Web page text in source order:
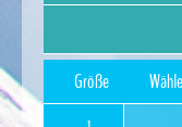
Größe